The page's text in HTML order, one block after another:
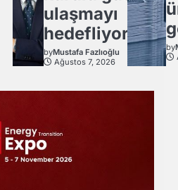
ulaşmayı
hedefliyor
byMustafa Fazlıoğlu
Ağustos 7, 2026
by